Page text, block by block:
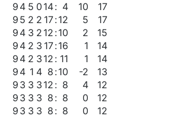
9 4 5 0 14: 4 10
17
9 5 2 2 17:12 5
17
9 4 3 2 12 :10 2
15
9 4 2 3 17:16 1
14
9 4 2 3 12 : 11 1
14
9 4 1 4 8 :10 -2
13
9 3 3 3 12 : 8 4
12
9 3 3 3 8 : 8 0
12
9 3 3 3 8 : 8 0
12